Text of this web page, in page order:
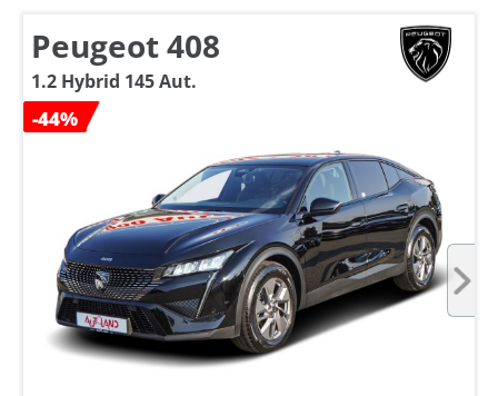
Peugeot 408
1.2 Hybrid 145 Aut.
-44%